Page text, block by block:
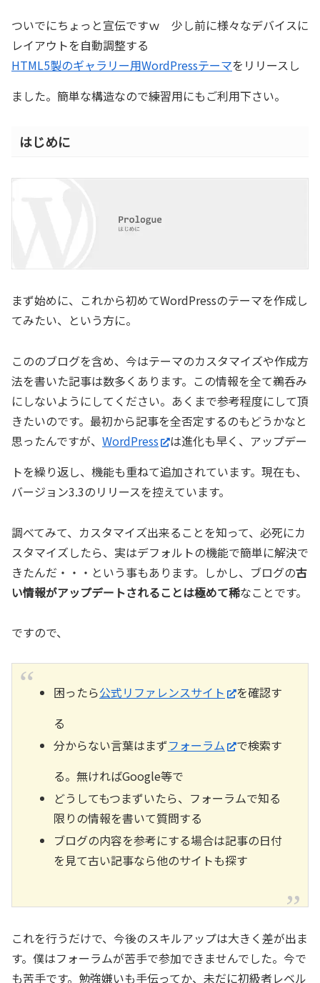
ついでにちょっと宣伝ですｗ 少し前に様々なデバイスに
レイアウトを自動調整する
HTML5製のギャラリー用WordPressテーマをリリースし
ました。簡単な構造なので練習用にもご利用下さい。
はじめに
まず始めに、これから初めてWordPressのテーマを作成し
てみたい、という方に。
こののブログを含め、今はテーマのカスタマイズや作成方
法を書いた記事は数多くあります。この情報を全て鵜呑み
にしないようにしてください。あくまで参考程度にして頂
きたいのです。最初から記事を全否定するのもどうかなと
思ったんですが、 WordPress
は進化も早く、アップデー
トを繰り返し、機能も重ねて追加されています。現在も、
バージョン3.3のリリースを控えています。
調べてみて、カスタマイズ出来ることを知って、必死にカ
スタマイズしたら、実はデフォルトの機能で簡単に解決で
きたんだ・・・という事もあります。しかし、ブログの古
い情報がアップデートされることは極めて稀なことです。
ですので、
困ったら公式リファレンスサイト
を確認す
る
分からない言葉はまずフォーラム
で検索す
る。無ければGoogle等で
どうしてもつまずいたら、フォーラムで知る
限りの情報を書いて質問する
ブログの内容を参考にする場合は記事の日付
を見て古い記事なら他のサイトも探す
これを行うだけで、今後のスキルアップは大きく差が出ま
す。僕はフォーラムが苦手で参加できませんでした。今で
も苦手です。勉強嫌いも手伝ってか、未だに初級者レベル